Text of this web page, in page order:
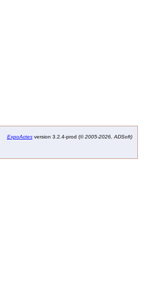
ExpoActesversion 3.2.4-prod (©2005-2026, ADSoft)